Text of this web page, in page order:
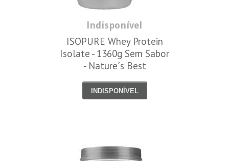
Indisponível
ISOPURE Whey Protein
Isolate - 1360g Sem Sabor
- Nature´s Best
INDISPONÍVEL